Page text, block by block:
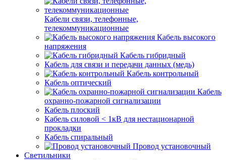
Кабели связи, телефонные,
телекоммуникационные
Кабель высокого
напряжения
Кабель гибридный
Кабель для связи и передачи данных (медь)
Кабель контрольный
Кабель оптический
Кабель
охранно-пожарной сигнализации
Кабель плоский
Кабель силовой < 1кВ для нестационарной
прокладки
Кабель спиральный
Провод установочный
Светильники